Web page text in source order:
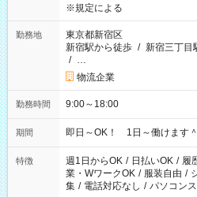
※規定による
勤務地
東京都新宿区
新宿駅から徒歩 / 新宿三丁目
/ …
物流企業
勤務時間 9:00～18:00
期間 即日～OK！ 1日～働けます＾
特徴 週1日からOK / 日払いOK / 履
業・WワークOK / 服装自由 /
集 / 電話対応なし / パソコン